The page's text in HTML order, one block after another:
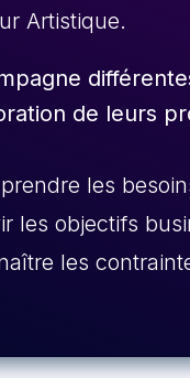
Artistique.
de leurs
les
les objectifs
les